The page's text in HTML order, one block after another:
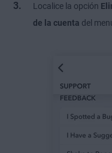
Localice la opción
de la cuenta del